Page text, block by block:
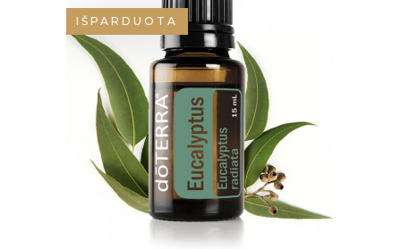
IŠPARDUOTA